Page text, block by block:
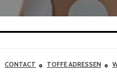
CONTACT TOFFE ADRESSEN